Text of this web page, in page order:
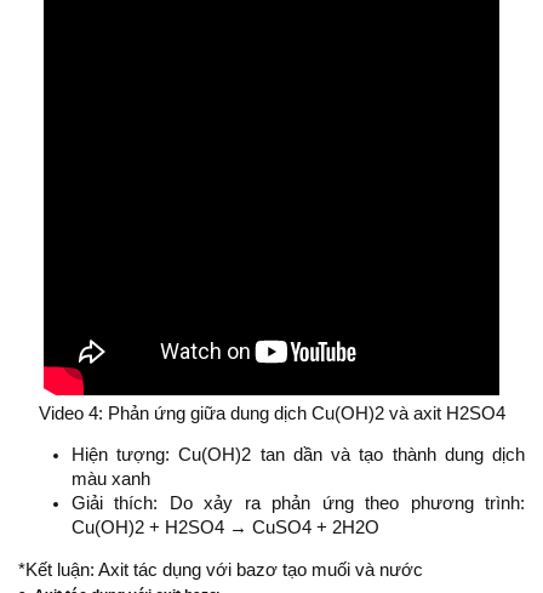
Video 4: Phản ứng giữa dung dịch Cu(OH)2 và axit H2SO4​
Hiện tượng: Cu(OH)2 tan dần và tạo thành dung dịch
màu xanh
Giải thích: Do xảy ra phản ứng theo phương trình:
Cu(OH)2 + H2SO4 → CuSO4 + 2H2O
*Kết luận: Axit tác dụng với bazơ tạo muối và nước